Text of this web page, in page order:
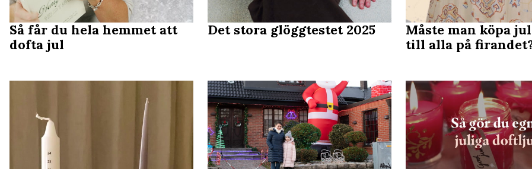
Så får du hela hemmet att
dofta jul
Det stora glöggtestet 2025
Måste man köpa
till alla på